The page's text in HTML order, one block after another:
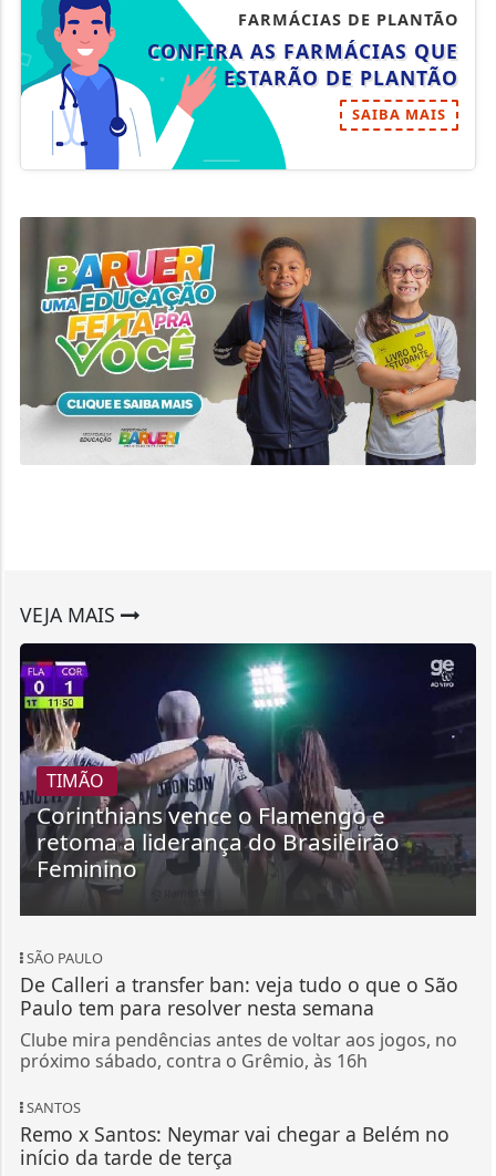
SAIBA MAIS
TIMÃO
Corinthians vence o Flamengo e
retoma a liderança do Brasileirão
Feminino
SÃO PAULO
De Calleri a transfer ban: veja tudo o que o São
Paulo tem para resolver nesta semana
Clube mira pendências antes de voltar aos jogos, no
próximo sábado, contra o Grêmio, às 16h
SANTOS
Remo x Santos: Neymar vai chegar a Belém no
início da tarde de terça
Jogador usará seu avião particular para fazer a
viagem de aproximadamente quatro horas
MIRASSOL